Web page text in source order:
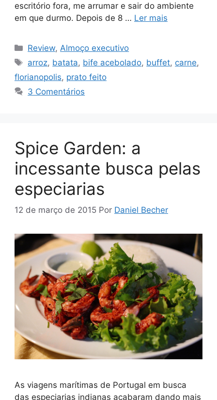
escritório fora, me arrumar e sair do ambiente
em que durmo. Depois de 8 … Ler mais
Categorias
Review, Almoço executivo
Tags
arroz, batata, bife acebolado, buffet, carne,
florianopolis, prato feito
3 Comentários
Spice Garden: a
incessante busca pelas
especiarias
12 de março de 2015 Por Daniel Becher
As viagens marítimas de Portugal em busca
das especiarias indianas acabaram dando mais